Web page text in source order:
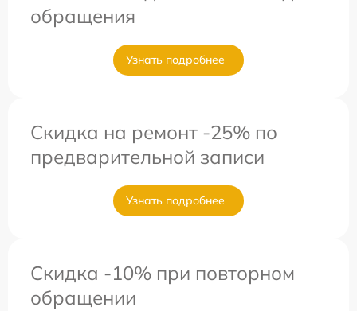
обращения
Узнать подробнее
Скидка на ремонт -25% по
предварительной записи
Узнать подробнее
Скидка -10% при повторном
обращении